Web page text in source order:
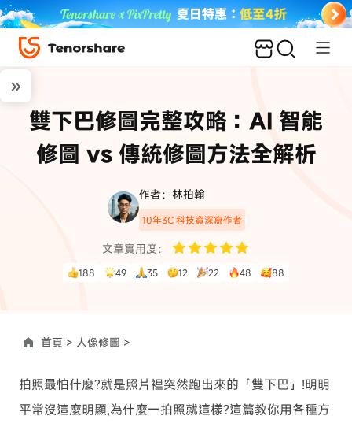
雙下巴修圖完整攻略：AI 智能
修圖 vs 傳統修圖方法全解析
作者：林柏翰
10年3C 科技資深寫作者
文章實用度：
188 49 35 12 22 48 88
首頁 > 人像修圖 >
拍照最怕什麼?就是照片裡突然跑出來的「雙下巴」!明明
平常沒這麼明顯,為什麼一拍照就這樣?這篇教你用各種方